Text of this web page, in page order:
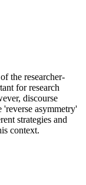
the researcher-
for research
discourse
'reverse asymmetry'
strategies and
context.